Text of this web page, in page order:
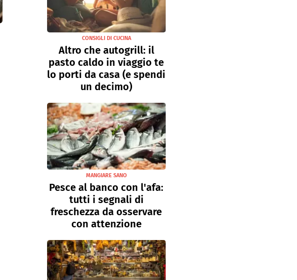
CONSIGLI DI CUCINA
Altro che autogrill: il
pasto caldo in viaggio te
lo porti da casa (e spendi
un decimo)
MANGIARE SANO
Pesce al banco con l'afa:
tutti i segnali di
freschezza da osservare
con attenzione